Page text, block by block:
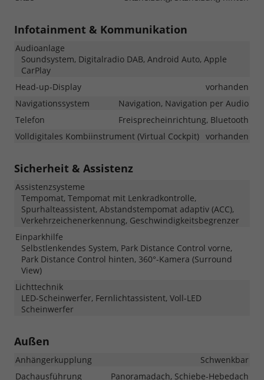
Infotainment & Kommunikation
Audioanlage
Soundsystem, Digitalradio DAB, Android Auto, Apple
CarPlay
Head-up-Display
vorhanden
Navigationssystem
Navigation, Navigation per Audio
Telefon
Freisprecheinrichtung, Bluetooth
Volldigitales Kombiinstrument (Virtual Cockpit) vorhanden
Sicherheit & Assistenz
Assistenzsysteme
Tempomat, Tempomat mit Lenkradkontrolle,
Spurhalteassistent, Abstandstempomat adaptiv (ACC),
Verkehrzeichenerkennung, Geschwindigkeitsbegrenzer
Einparkhilfe
Selbstlenkendes System, Park Distance Control vorne,
Park Distance Control hinten, 360°-Kamera (Surround
View)
Lichttechnik
LED-Scheinwerfer, Fernlichtassistent, Voll-LED
Scheinwerfer
Außen
Anhängerkupplung
Schwenkbar
Dachausführung
Panoramadach, Schiebe-Hebedach